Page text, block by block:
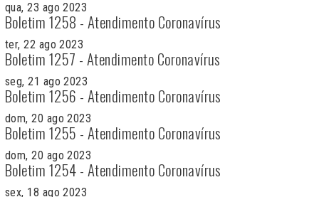
qua, 23 ago 2023
Boletim 1258 - Atendimento Coronavírus
ter, 22 ago 2023
Boletim 1257 - Atendimento Coronavírus
seg, 21 ago 2023
Boletim 1256 - Atendimento Coronavírus
dom, 20 ago 2023
Boletim 1255 - Atendimento Coronavírus
dom, 20 ago 2023
Boletim 1254 - Atendimento Coronavírus
sex, 18 ago 2023